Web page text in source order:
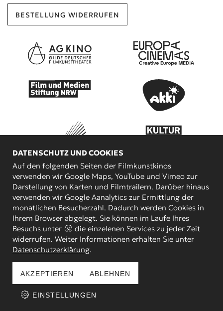
BESTELLUNG WIDERRUFEN
KOOPERATIONSPARTNER
FILMKUNSTKINO GMBH | Besuche uns auch auf:
DATENSCHUTZ UND COOKIES
Auf den folgenden Seiten der Filmkunstkinos
verwenden wir Google Maps, YouTube und Vimeo zur
Darstellung von Karten und Filmtrailern. Darüber hinaus
verwenden wir Google Aanalytics zur Ermittlung der
monatlichen Besucherzahl. Dadurch werden Cookies in
Ihrem Browser abgelegt. Sie können im Laufe Ihres
Besuchs unter
die einzelenen Services zu jeder Zeit
widerrufen. Weiter Informationen erhalten Sie unter
Datenschutzerklärung.
AKZEPTIEREN ABLEHNEN
EINSTELLUNGEN